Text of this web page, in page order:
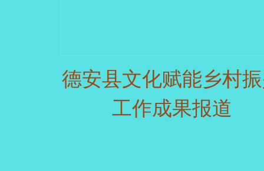
德安县文化赋能乡村
工作成果报道